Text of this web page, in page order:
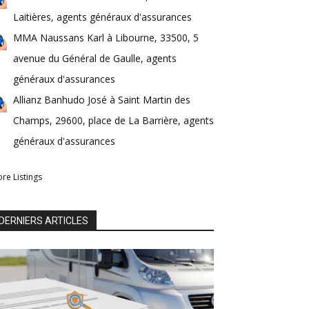
Laitières, agents généraux d'assurances
MMA Naussans Karl à Libourne, 33500, 5
avenue du Général de Gaulle, agents
généraux d'assurances
Allianz Banhudo José à Saint Martin des
Champs, 29600, place de La Barrière, agents
généraux d'assurances
Listings
ARTICLES